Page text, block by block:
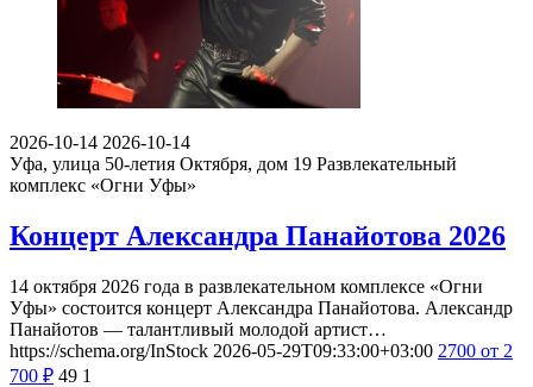
2026-10-14 2026-10-14
Уфа, улица 50-летия Октября, дом 19 Развлекательный
комплекс «Огни Уфы»
Концерт Александра Панайотова 2026
14 октября 2026 года в развлекательном комплексе «Огни
Уфы» состоится концерт Александра Панайотова. Александр
Панайотов — талантливый молодой артист…
https://schema.org/InStock 2026-05-29T09:33:00+03:00 2700 от 2
700 ₽ 49 1